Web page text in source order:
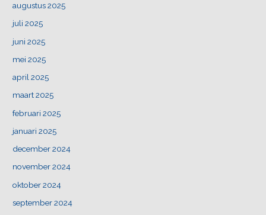
augustus 2025
juli 2025
juni 2025
mei 2025
april 2025
maart 2025
februari 2025
januari 2025
december 2024
november 2024
oktober 2024
september 2024